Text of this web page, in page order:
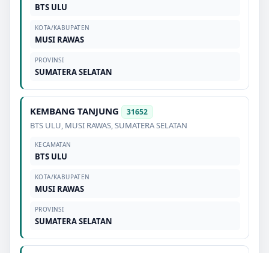
BTS ULU
KOTA/KABUPATEN
MUSI RAWAS
PROVINSI
SUMATERA SELATAN
KEMBANG TANJUNG 31652
BTS ULU, MUSI RAWAS,SUMATERA SELATAN
KECAMATAN
BTS ULU
KOTA/KABUPATEN
MUSI RAWAS
PROVINSI
SUMATERA SELATAN